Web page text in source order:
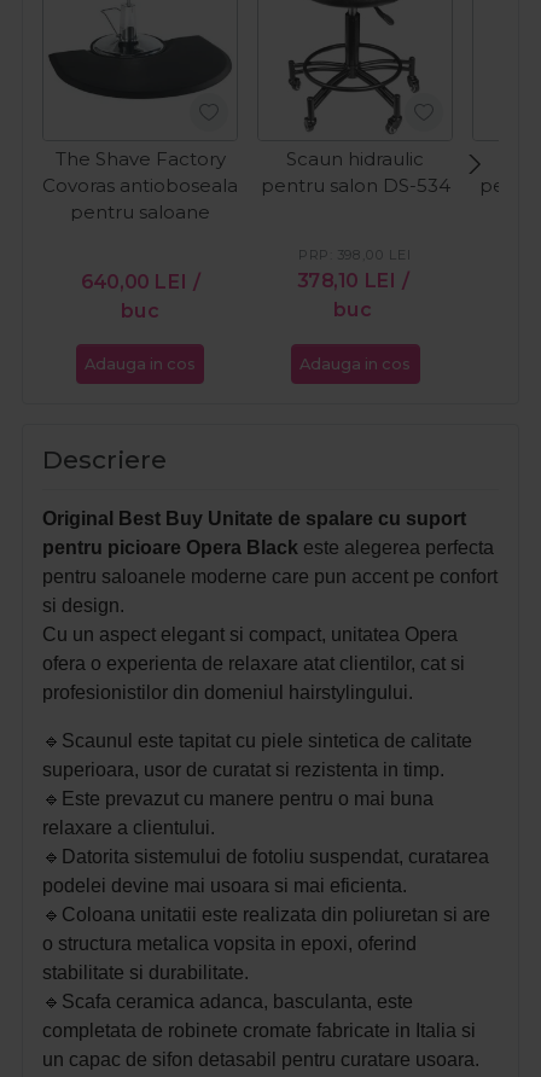
The Shave Factory
Covoras antioboseala
pentru saloane
640,00 LEI /
buc
Adauga in cos
Scaun hidraulic
pentru salon DS-534
378,10 LEI /
buc
PRP: 398,00 LEI
Adauga in cos
Descriere
Original Best Buy Unitate de spalare cu suport
pentru picioare Opera Black este alegerea perfecta
pentru saloanele moderne care pun accent pe confort
si design.
Cu un aspect elegant si compact, unitatea Opera
ofera o experienta de relaxare atat clientilor, cat si
profesionistilor din domeniul hairstylingului.
🔹 Scaunul este tapitat cu piele sintetica de calitate
superioara, usor de curatat si rezistenta in timp.
🔹 Este prevazut cu manere pentru o mai buna
relaxare a clientului.
🔹 Datorita sistemului de fotoliu suspendat, curatarea
podelei devine mai usoara si mai eficienta.
🔹 Coloana unitatii este realizata din poliuretan si are
o structura metalica vopsita in epoxi, oferind
stabilitate si durabilitate.
🔹 Scafa ceramica adanca, basculanta, este
completata de robinete cromate fabricate in Italia si
un capac de sifon detasabil pentru curatare usoara.